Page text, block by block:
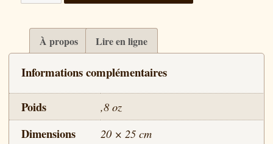
de
polygamie
À propos Lire en ligne
Informations complémentaires
Poids ,8 oz
Dimensions 20 × 25 cm